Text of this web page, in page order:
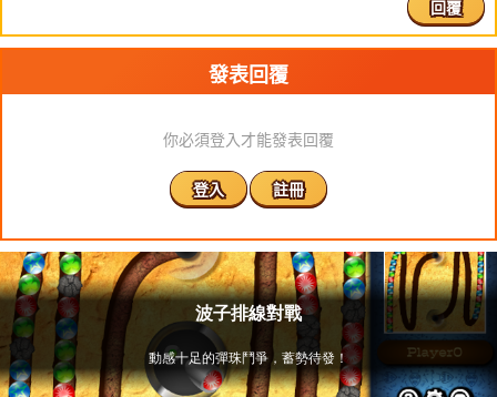
回覆
發表回覆
你必須登入才能發表回覆
登入 註冊